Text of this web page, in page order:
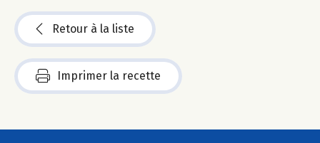
Retour à la liste
Imprimer la recette